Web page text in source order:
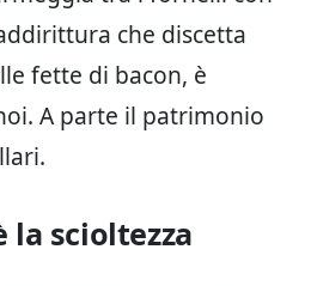
che discetta
fette di bacon, è
A parte il patrimonio
la scioltezza